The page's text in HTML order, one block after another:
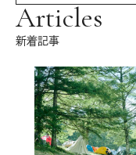
Articles
新着記事